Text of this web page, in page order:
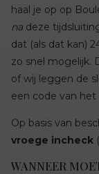
haal je op op
na deze
dat (als dat kan)
zo snel mogelijk.
of wij leggen de
een code van het
Op basis van
vroege incheck
WANNEER